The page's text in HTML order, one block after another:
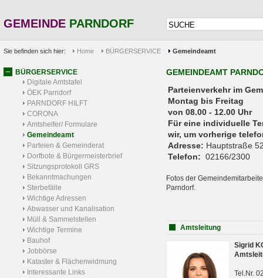
GEMEINDE PARNDORF
Sie befinden sich hier: Home BÜRGERSERVICE Gemeindeamt
BÜRGERSERVICE
Digitale Amtstafel
ÖEK Parndorf
PARNDORF HILFT
CORONA
Amtshelfer/ Formulare
Gemeindeamt
Parteien & Gemeinderat
Dorfbote & Bürgermeisterbrief
Sitzungsprotokoll GRS
Bekanntmachungen
Sterbefälle
Wichtige Adressen
Abwasser und Kanalisation
Müll & Sammelstellen
Wichtige Termine
Bauhof
Jobbörse
Kataster & Flächenwidmung
Interessante Links
GEMEINDEAMT
Parteienverkehr
Montag bis Freitag
von 08.00 - 12.00 Uhr
Für eine individuelle
wir, um vorherige
Adresse: Hauptstraße
Telefon: 02166/2300
Fotos der
Parndorf.
Amtsleitung
Sigrid
Tel.Nr.